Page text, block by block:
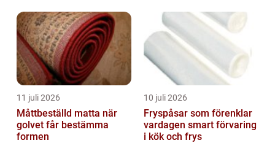
11 juli 2026
Måttbeställd matta när
golvet får bestämma
formen
10 juli 2026
Fryspåsar som förenklar
vardagen smart förvaring
i kök och frys